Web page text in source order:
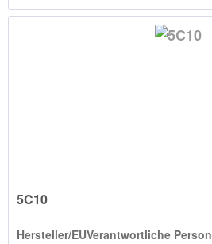
5C10
Hersteller/EUVerantwortliche Person